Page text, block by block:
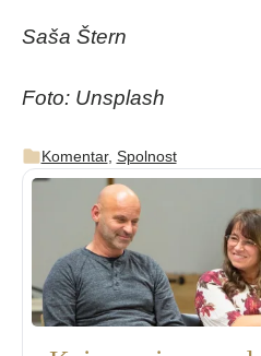
Saša Štern
Foto: Unsplash
Komentar, Spolnost